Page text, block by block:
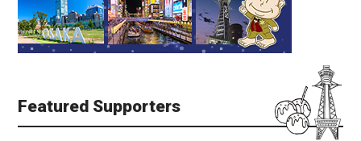
Featured Supporters